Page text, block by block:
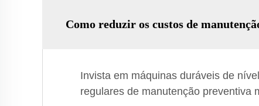
Como reduzir os custos de
Invista em máquinas duráveis de
regulares de manutenção preventiva